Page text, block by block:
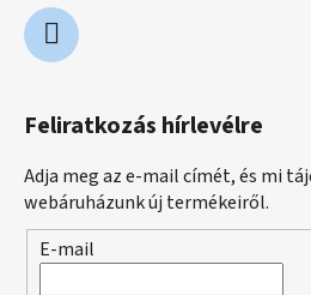
Feliratkozás hírlevélre
Adja meg az e-mail címét, és mi
webáruházunk új termékeiről.
E-mail